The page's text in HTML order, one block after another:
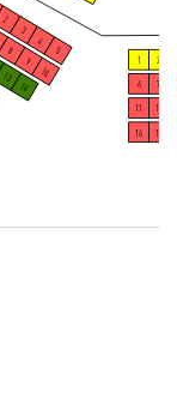
2
3
4
5
1 2
8
9
10
6 7
13
14
11 12
16 17